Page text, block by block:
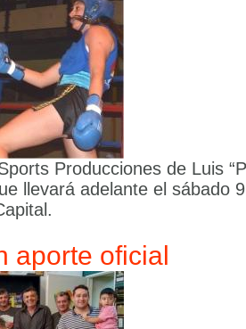
Producciones de Luis
llevará adelante el sábado
aporte oficial